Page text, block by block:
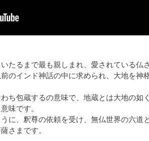
たるまで最も親しまれ、愛されている仏さ
のインド神話の中に求められ、大地を神
ち包蔵するの意味で、地蔵とは大地の如
味です。
に、釈尊の依頼を受け、無仏世界の六道
さまです。